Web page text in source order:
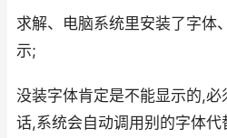
求解、电脑系统里安装了字体
示;
没装字体肯定是不能显示的,
话,系统会自动调用别的字体代